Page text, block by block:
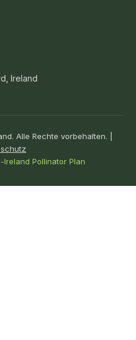
Ireland
Alle Rechte vorbehalten. |
Pollinator Plan